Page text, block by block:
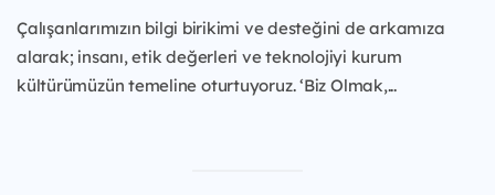
Çalışanlarımızın bilgi birikimi ve desteğini de arkamıza
alarak; insanı, etik değerleri ve teknolojiyi kurum
kültürümüzün temeline oturtuyoruz. ‘Biz Olmak,...